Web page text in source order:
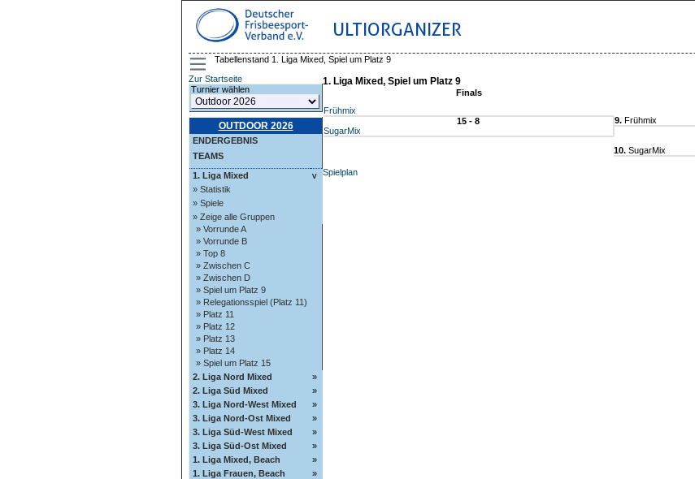
ULTIORGANIZER
Tabellenstand 1. Liga Mixed, Spiel um Platz 9
Zur Startseite
Turnier wählen
OUTDOOR 2026
ENDERGEBNIS
TEAMS
1. Liga Mixed
v
» Statistik
» Spiele
» Zeige alle Gruppen
» Vorrunde A
» Vorrunde B
» Top 8
» Zwischen C
» Zwischen D
» Spiel um Platz 9
» Relegationsspiel (Platz 11)
» Platz 11
» Platz 12
» Platz 13
» Platz 14
» Spiel um Platz 15
2. Liga Nord Mixed
»
2. Liga Süd Mixed
»
3. Liga Nord-West Mixed
»
3. Liga Nord-Ost Mixed
»
3. Liga Süd-West Mixed
»
3. Liga Süd-Ost Mixed
»
1. Liga Mixed, Beach
»
1. Liga Frauen, Beach
»
1. Liga Mixed, Spiel um Platz 9
Finals
Frühmix
15 - 8
9. Frühmix
SugarMix
10. SugarMix
Spielplan